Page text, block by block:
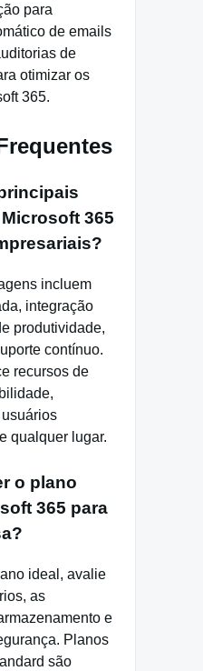
para
de emails
de
otimizar os
365.
365
incluem
integração
produtividade,
contínuo.
recursos de
qualquer lugar.
o plano
365 para
ideal, avalie
as
e
Planos
são